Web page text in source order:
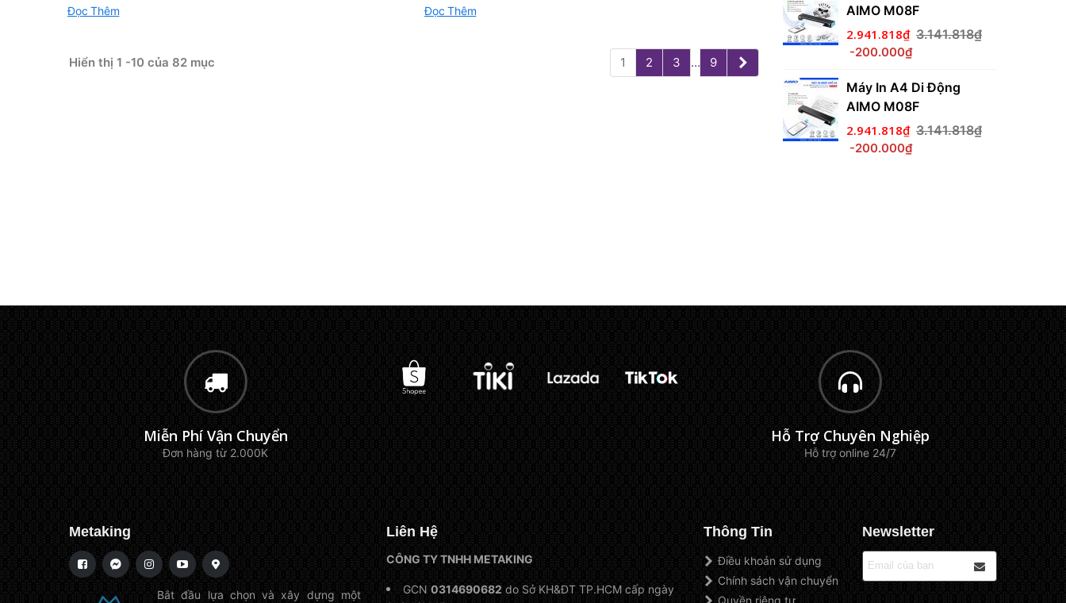
2.936.364₫
3.436.364₫
-500.000₫
AIMO M08F
2.941.818₫ 3.141.818₫
-200.000₫
Máy In A4 Di Động
AIMO M08F
2.941.818₫ 3.141.818₫
-200.000₫
Đọc Thêm Đọc Thêm
Hiển thị 1 -10 của 82 mục 1 2 3 … 9
theo
Miễn Phí Vận Chuyển
Đơn hàng từ 2.000K
Hỗ Trợ Chuyên Nghiệp
Hỗ trợ online 24/7
Metaking
Bắt đầu lựa chọn và xây dựng một
Liên Hệ
CÔNG TY TNHH METAKING
GCN 0314690682 do Sở KH&ĐT TP.HCM cấp ngày
Thông Tin
Điều khoản sử dụng
Chính sách vận chuyển
Quyền riêng tư
Newsletter